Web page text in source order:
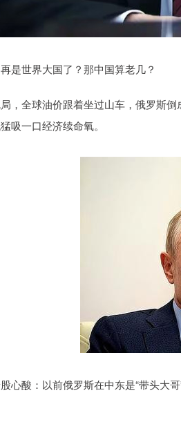
是世界大国了？那中国算老几？
，全球油价跟着坐过山车，俄罗斯倒
吸一口经济续命氧。
心酸：以前俄罗斯在中东是“带头大